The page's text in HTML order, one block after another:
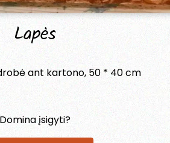
Lapės
ant kartono, 50 * 40 cm
Domina įsigyti?